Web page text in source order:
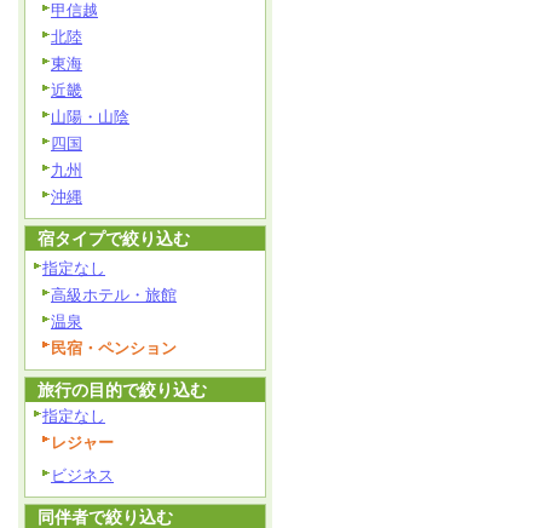
甲信越
北陸
東海
近畿
山陽・山陰
四国
九州
沖縄
宿タイプで絞り込む
指定なし
高級ホテル・旅館
温泉
民宿・ペンション
旅行の目的で絞り込む
指定なし
レジャー
ビジネス
同伴者で絞り込む